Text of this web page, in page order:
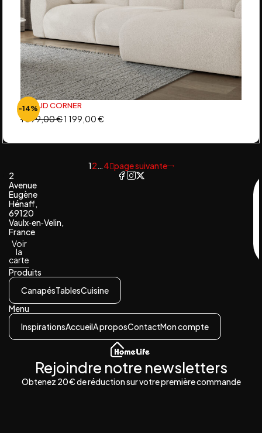
-14%
CLOUD CORNER
1 399,00€1 199,00€
12…4 page suivante
2
Avenue
Eugène
Hénaff,
69120
Vaulx‑en‑Velin,
France
Voir
la
carte
Produits
CanapésTablesCuisine
Menu
InspirationsAccueilA proposContactMon compte
Rejoindre notre newsletters
Obtenez 20 € de réduction sur votre première commande